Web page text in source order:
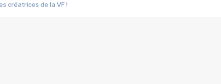
créatrices de la VF !